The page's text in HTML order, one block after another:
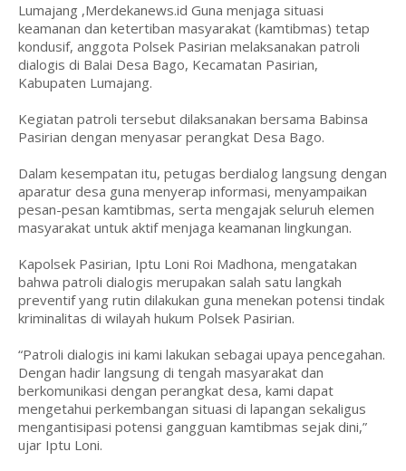
Lumajang ,Merdekanews.id Guna menjaga situasi
keamanan dan ketertiban masyarakat (kamtibmas) tetap
kondusif, anggota Polsek Pasirian melaksanakan patroli
dialogis di Balai Desa Bago, Kecamatan Pasirian,
Kabupaten Lumajang.
Kegiatan patroli tersebut dilaksanakan bersama Babinsa
Pasirian dengan menyasar perangkat Desa Bago.
Dalam kesempatan itu, petugas berdialog langsung dengan
aparatur desa guna menyerap informasi, menyampaikan
pesan-pesan kamtibmas, serta mengajak seluruh elemen
masyarakat untuk aktif menjaga keamanan lingkungan.
Kapolsek Pasirian, Iptu Loni Roi Madhona, mengatakan
bahwa patroli dialogis merupakan salah satu langkah
preventif yang rutin dilakukan guna menekan potensi tindak
kriminalitas di wilayah hukum Polsek Pasirian.
“Patroli dialogis ini kami lakukan sebagai upaya pencegahan.
Dengan hadir langsung di tengah masyarakat dan
berkomunikasi dengan perangkat desa, kami dapat
mengetahui perkembangan situasi di lapangan sekaligus
mengantisipasi potensi gangguan kamtibmas sejak dini,”
ujar Iptu Loni.